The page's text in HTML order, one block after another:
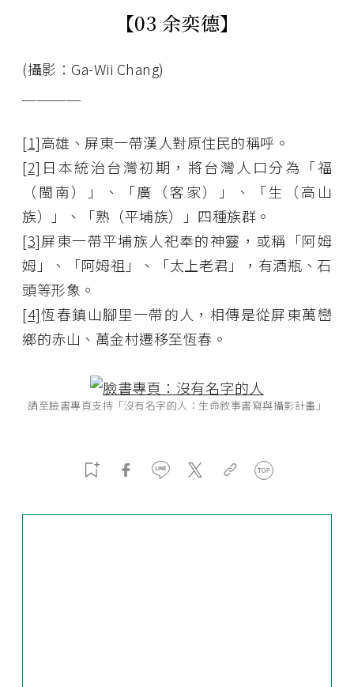
【03 余奕德】
(攝影：Ga-Wii Chang)
[1]高雄、屏東一帶漢人對原住民的稱呼。
[2] 日本統治台灣初期，將台灣人口分為「福
（閩南）」、「廣（客家）」、「生（高山
族）」、「熟（平埔族）」四種族群。
[3]屏東一帶平埔族人祀奉的神靈，或稱「阿姆
姆」、「阿姆祖」、「太上老君」，有酒瓶、石
頭等形象。
[4]恆春鎮山腳里一帶的人，相傳是從屏東萬巒
鄉的赤山、萬金村遷移至恆春。
請至臉書專頁支持「沒有名字的人：生命敘事書寫與攝影計畫」